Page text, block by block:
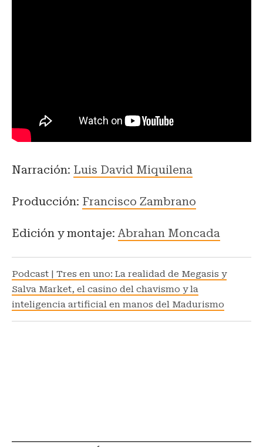
Narración: Luis David Miquilena
Producción: Francisco Zambrano
Edición y montaje:Abrahan Moncada
Podcast | Tres en uno: La realidad de Megasis y
Salva Market, el casino del chavismo y la
inteligencia artificial en manos del Madurismo